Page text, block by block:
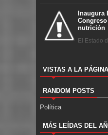
Inaugura
nutrición
El Estado
VISTAS A LA
RANDOM POSTS
Política
MÁS LEÍDAS DEL